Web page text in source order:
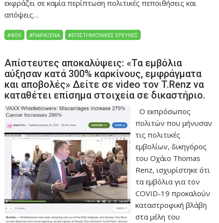
εκφράζει σε καμία περίπτωση πολιτικές πεποιθήσεις και
απόψεις…
#ΦΕΚ #ΠΑΡΆΞΕΝΑ #ΕΠΙΣΤΗΜΟΝΙΚΈΣ ΈΡΕΥΝΕΣ
Απίστευτες αποκαλύψεις: «Τα εμβόλια
αύξησαν κατά 300% καρκίνους, εμφράγματα
και αποβολές» Δείτε σε video τον T.Renz να
καταθέτει επίσημα στοιχεία σε δικαστήριο.
Ο εκπρόσωπος
πολιτών που μήνυσαν
τις πολιτικές
εμβολίων, δικηγόρος
του Οχάιο Thomas
Renz, ισχυρίστηκε ότι
τα εμβόλια για τον
COVID-19 προκαλούν
καταστροφική βλάβη
στα μέλη του